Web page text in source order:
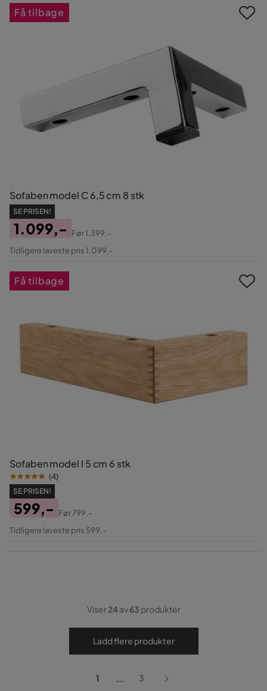
Sofaben model C 6,5 cm 8 stk
SE PRISEN!
Pris
1.099,-
Original
Før1.399,-
Tidligere laveste pris 1.099,-
Få tilbage
Sofaben model I 5 cm 6 stk
(4)
SE PRISEN!
Pris
599,-
Original
Før799,-
Tidligere laveste pris 599,-
Få tilbage
Viser24av63 produkter
Ladd flere produkter
1 ... 3